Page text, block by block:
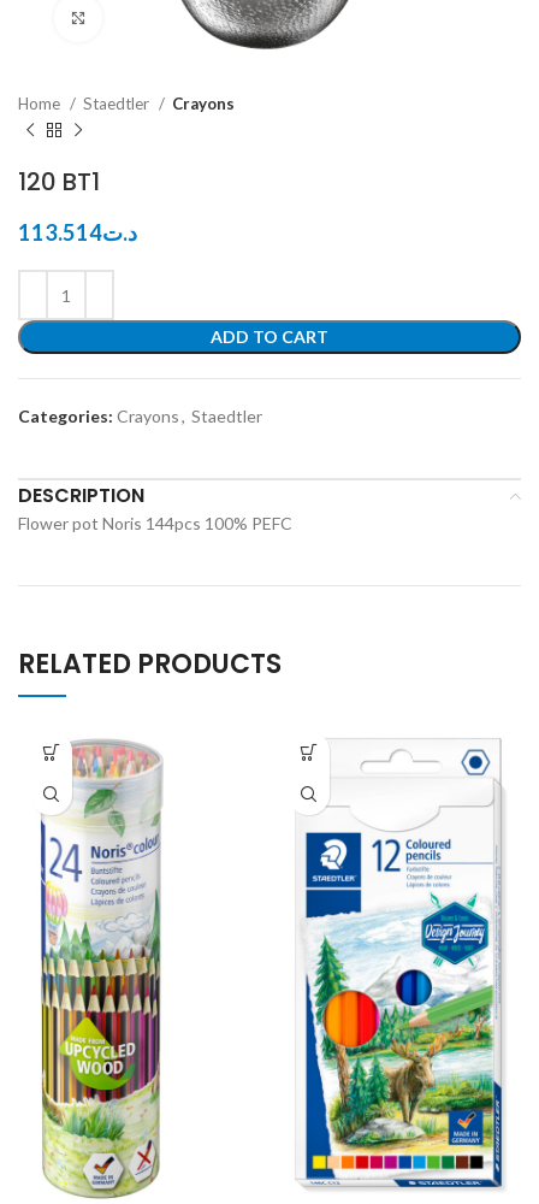
Click to enlarge
Home Staedtler Crayons
120 BT1
د.ت113.514
ADD TO CART
Categories: Crayons, Staedtler
DESCRIPTION
Flower pot Noris 144pcs 100% PEFC
RELATED PRODUCTS